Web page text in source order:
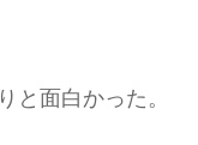
面白かった。